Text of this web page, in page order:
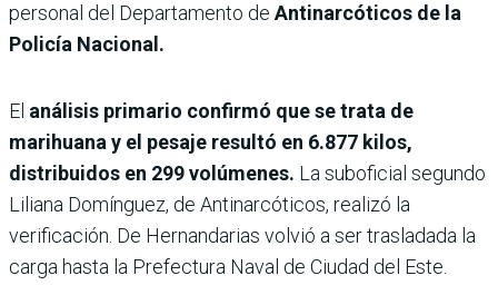
personal del Departamento de Antinarcóticos de la
Policía Nacional.
El análisis primario confirmó que se trata de
marihuana y el pesaje resultó en 6.877 kilos,
distribuidos en 299 volúmenes. La suboficial segundo
Liliana Domínguez, de Antinarcóticos, realizó la
verificación. De Hernandarias volvió a ser trasladada la
carga hasta la Prefectura Naval de Ciudad del Este.